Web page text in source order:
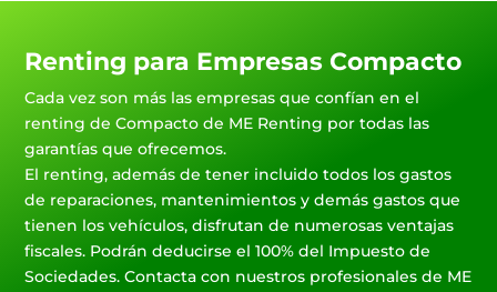
Renting para Empresas Compacto
Cada vez son más las empresas que confían en el
renting de Compacto de ME Renting por todas las
garantías que ofrecemos.
El renting, además de tener incluido todos los gastos
de reparaciones, mantenimientos y demás gastos que
tienen los vehículos, disfrutan de numerosas ventajas
fiscales. Podrán deducirse el 100% del Impuesto de
Sociedades. Contacta con nuestros profesionales de ME